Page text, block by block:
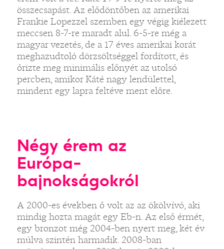
összecsapást. Az elődöntőben az amerikai
Frankie Lopezzel szemben egy végig kiélezett
meccsen 8-7-re maradt alul. 6-5-re még a
magyar vezetés, de a 17 éves amerikai korát
meghazudtoló dörzsöltséggel fordított, és
őrizte meg minimális előnyét az utolsó
percben, amikor Káté nagy lendülettel,
mindent egy lapra feltéve ment előre.
Négy érem az
Európa-
bajnokságokról
A 2000-es években ő volt az az ökölvívó, aki
mindig hozta magát egy Eb-n. Az első érmét,
egy bronzot még 2004-ben nyert meg, két év
múlva szintén harmadik. 2008-ban